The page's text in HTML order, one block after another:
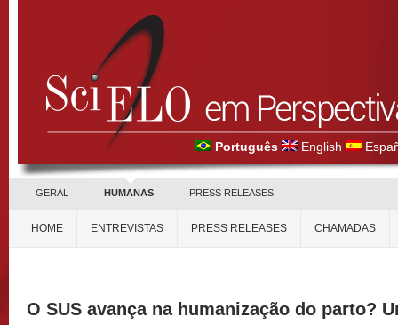
Português English
GERAL HUMANAS PRESS RELEASES
HOME ENTREVISTAS PRESS RELEASES CHAMADAS
O SUS avança na humanização do parto?